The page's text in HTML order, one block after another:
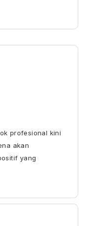
profesional kini
akan
yang